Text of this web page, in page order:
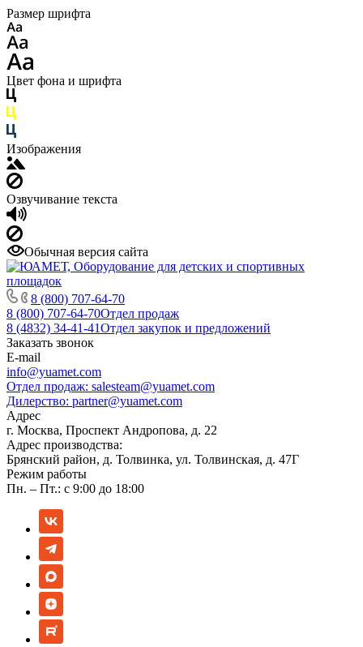
Размер шрифта
Цвет фона и шрифта
Изображения
Озвучивание текста
Обычная версия сайта
8 (800) 707-64-70
8 (800) 707-64-70Отдел продаж
8 (4832) 34-41-41Отдел закупок и предложений
Заказать звонок
E-mail
info@yuamet.com
Отдел продаж: salesteam@yuamet.com
Дилерство: partner@yuamet.com
Адрес
г. Москва, Проспект Андропова, д. 22
Адрес производства:
Брянский район, д. Толвинка, ул. Толвинская, д. 47Г
Режим работы
Пн. – Пт.: с 9:00 до 18:00